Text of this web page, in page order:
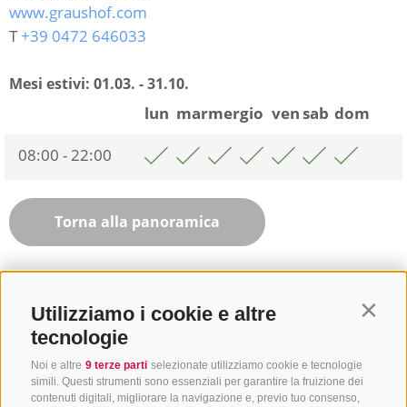
Utilizziamo i cookie e altre
tecnologie
Noi e altre 9 terze parti selezionate utilizziamo cookie e tecnologie
simili. Questi strumenti sono essenziali per garantire la fruizione dei
contenuti digitali, migliorare la navigazione e, previo tuo consenso,
www.graushof.com
T+39 0472 646033
Mesi estivi: 01.03. - 31.10.
lun marmergio vensab dom
08:00 - 22:00
Torna alla panoramica